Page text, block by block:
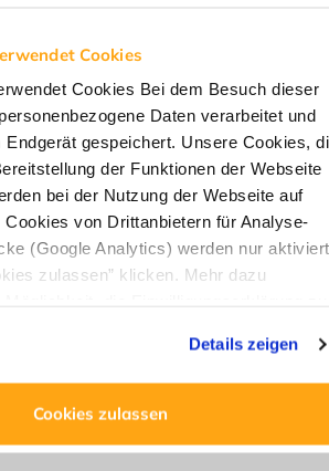
Cookies
Cookies Bei dem Besuch dieser
Daten verarbeitet und
gespeichert. Unsere Cookies,
der Funktionen der Webseite
bei der Nutzung der Webseite auf
Cookies von Drittanbietern für Analyse-
(Google Analytics) werden nur
zulassen” klicken. Mehr dazu
Details zeigen
Cookies zulassen